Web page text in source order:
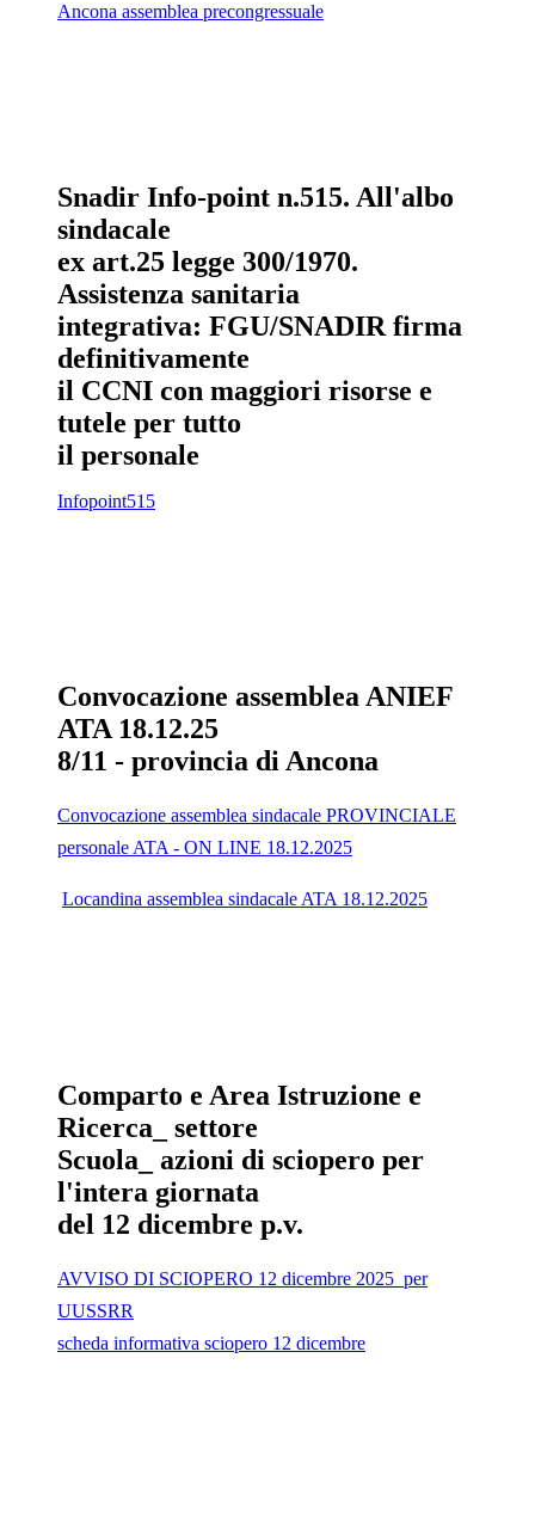
Ancona assemblea precongressuale
Snadir Info-point n.515. All'albo
sindacale
ex art.25 legge 300/1970.
Assistenza sanitaria
integrativa: FGU/SNADIR firma
definitivamente
il CCNI con maggiori risorse e
tutele per tutto
il personale
Infopoint515
Convocazione assemblea ANIEF
ATA 18.12.25
8/11 - provincia di Ancona
Convocazione assemblea sindacale PROVINCIALE
personale ATA - ON LINE 18.12.2025
Locandina assemblea sindacale ATA 18.12.2025
Comparto e Area Istruzione e
Ricerca_ settore
Scuola_ azioni di sciopero per
l'intera giornata
del 12 dicembre p.v.
AVVISO DI SCIOPERO 12 dicembre 2025_per
UUSSRR
scheda informativa sciopero 12 dicembre